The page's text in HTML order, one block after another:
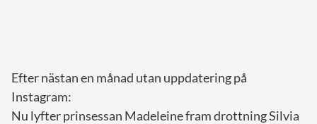
Efter nästan en månad utan uppdatering på
Instagram:
Nu lyfter prinsessan Madeleine fram drottning Silvia